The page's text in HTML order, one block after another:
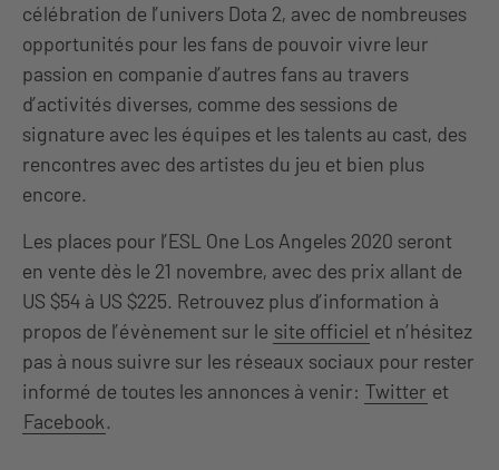
célébration de l’univers Dota 2, avec de nombreuses
opportunités pour les fans de pouvoir vivre leur
passion en companie d’autres fans au travers
d’activités diverses, comme des sessions de
signature avec les équipes et les talents au cast, des
rencontres avec des artistes du jeu et bien plus
encore.
Les places pour l’ESL One Los Angeles 2020 seront
en vente dès le 21 novembre, avec des prix allant de
US $54 à US $225. Retrouvez plus d’information à
propos de l’évènement sur le site officiel et n’hésitez
pas à nous suivre sur les réseaux sociaux pour rester
informé de toutes les annonces à venir: Twitter et
Facebook.